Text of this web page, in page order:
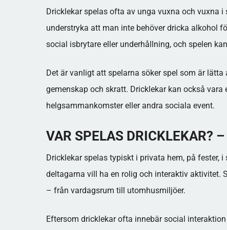
Dricklekar spelas ofta av unga vuxna och vuxna
understryka att man inte behöver dricka alkohol
social isbrytare eller underhållning, och spelen
Det är vanligt att spelarna söker spel som är
gemenskap och skratt. Dricklekar kan också
helgsammankomster eller andra sociala event.
VAR SPELAS DRICKLEKAR?
Dricklekar spelas typiskt i privata hem, på fester,
deltagarna vill ha en rolig och interaktiv aktivitet.
– från vardagsrum till utomhusmiljöer.
Eftersom dricklekar ofta innebär social